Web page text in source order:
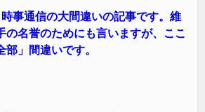
事通信の大間違いの記事です。維
の名誉のためにも言いますが、ここ
」間違いです。